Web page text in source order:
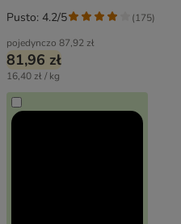
pojedynczo 87,92 zł
81,96 zł
16,40 zł / kg
Pusto: 4.2/5 (175)